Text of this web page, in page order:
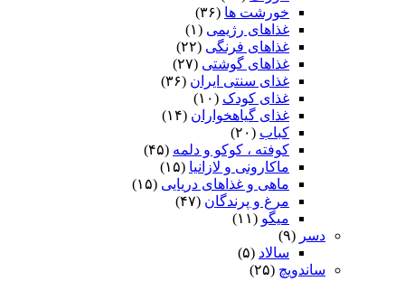
خورشت ها (۳۶)
غذاهای رژیمی (۱)
غذاهای فرنگی (۲۲)
غذاهای گوشتی (۲۷)
غذای سنتی ایران (۳۶)
غذای کودک (۱۰)
غذای گیاهخواران (۱۴)
کباب (۲۰)
کوفته ، کوکو و دلمه (۴۵)
ماکارونی و لازانیا (۱۵)
ماهی و غذاهای دریایی (۱۵)
مرغ و پرندگان (۴۷)
میگو (۱۱)
دسر (۹)
سالاد (۵)
ساندویچ (۲۵)